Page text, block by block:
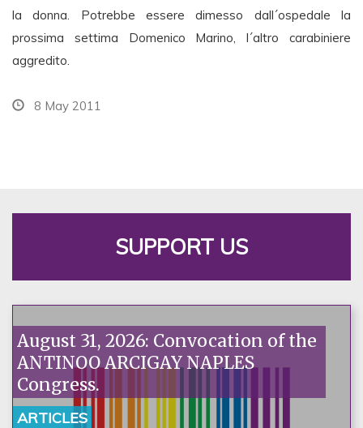
la donna. Potrebbe essere dimesso dall´ospedale la
prossima settima Domenico Marino, l´altro carabiniere
aggredito.
8 May 2011
SUPPORT US
August 31, 2026: Convocation of the
ANTINOO ARCIGAY NAPLES
Congress.
ARTICLES